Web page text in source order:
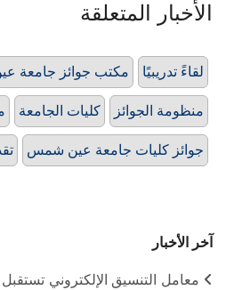
الأخبار المتعلقة
مكتب جوائز جامعة لقاءً تدريبيًا
كليات الجامعة منظومة الجوائز
جوائز كليات جامعة عين شمس
آخر الأخبار